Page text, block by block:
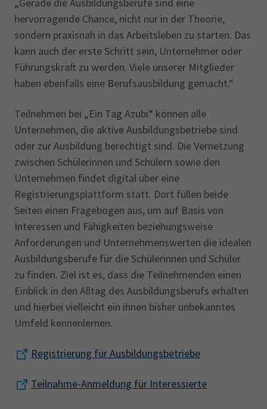
hervorragende Chance, nicht nur in der Theorie,
sondern praxisnah in das Arbeitsleben zu starten. Das
kann auch der erste Schritt sein, Unternehmer oder
Führungskraft zu werden. Viele unserer Mitglieder
haben ebenfalls eine Berufsausbildung gemacht.“
Teilnehmen bei „Ein Tag Azubi“ können alle
Unternehmen, die aktive Ausbildungsbetriebe sind
oder zur Ausbildung berechtigt sind. Die Vernetzung
zwischen Schülerinnen und Schülern sowie den
Unternehmen findet digital über eine
Registrierungsplattform statt. Dort füllen beide
Seiten einen Fragebogen aus, um auf Basis von
Interessen und Fähigkeiten beziehungsweise
Anforderungen und Unternehmenswerten die idealen
Ausbildungsberufe für die Schülerinnen und Schüler
zu finden. Ziel ist es, dass die Teilnehmenden einen
Einblick in den Alltag des Ausbildungsberufs erhalten
und hierbei vielleicht ein ihnen bisher unbekanntes
Umfeld kennenlernen.
Registrierung für Ausbildungsbetriebe
Teilnahme-Anmeldung für Interessierte